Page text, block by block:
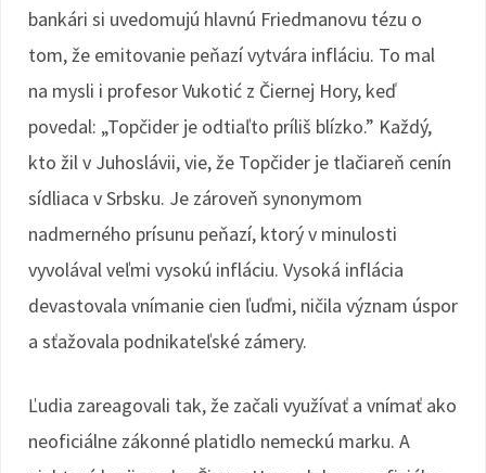
bankári si uvedomujú hlavnú Friedmanovu tézu o
tom, že emitovanie peňazí vytvára infláciu. To mal
na mysli i profesor Vukotić z Čiernej Hory, keď
povedal: „Topčider je odtiaľto príliš blízko.” Každý,
kto žil v Juhoslávii, vie, že Topčider je tlačiareň cenín
sídliaca v Srbsku. Je zároveň synonymom
nadmerného prísunu peňazí, ktorý v minulosti
vyvolával veľmi vysokú infláciu. Vysoká inflácia
devastovala vnímanie cien ľuďmi, ničila význam úspor
a sťažovala podnikateľské zámery.
Ľudia zareagovali tak, že začali využívať a vnímať ako
neoficiálne zákonné platidlo nemeckú marku. A